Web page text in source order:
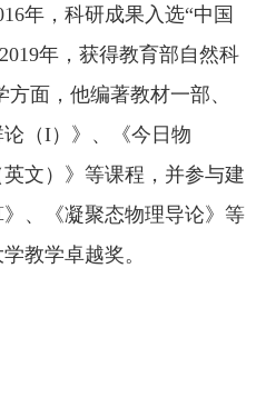
年，科研成果入选“中国
年，获得教育部自然科
面，他编著教材一部、
（I）》、《今日物
文）》等课程，并参与建
、《凝聚态物理导论》等
教学卓越奖。